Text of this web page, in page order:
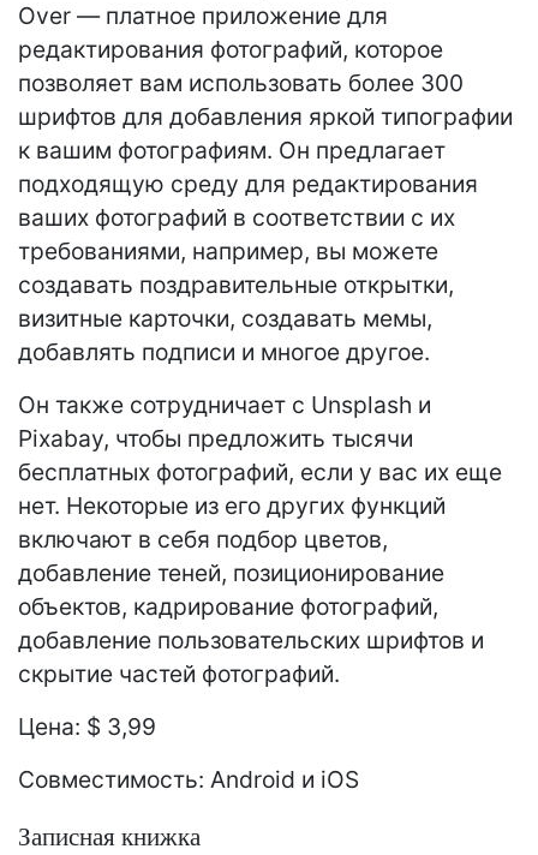
Over — платное приложение для
редактирования фотографий, которое
позволяет вам использовать более 300
шрифтов для добавления яркой типографии
к вашим фотографиям. Он предлагает
подходящую среду для редактирования
ваших фотографий в соответствии с их
требованиями, например, вы можете
создавать поздравительные открытки,
визитные карточки, создавать мемы,
добавлять подписи и многое другое.
Он также сотрудничает с Unsplash и
Pixabay, чтобы предложить тысячи
бесплатных фотографий, если у вас их еще
нет. Некоторые из его других функций
включают в себя подбор цветов,
добавление теней, позиционирование
объектов, кадрирование фотографий,
добавление пользовательских шрифтов и
скрытие частей фотографий.
Цена: $ 3,99
Совместимость: Android и iOS
Записная книжка